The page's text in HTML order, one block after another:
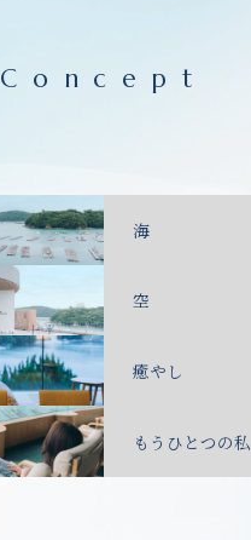
Concept
海
空
癒やし
もうひとつの私